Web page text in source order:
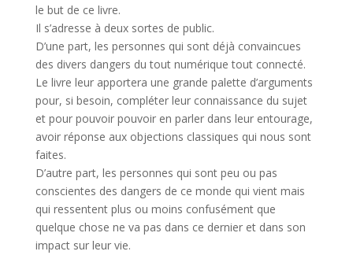
le but de ce livre.
Il s’adresse à deux sortes de public.
D’une part, les personnes qui sont déjà convaincues
des divers dangers du tout numérique tout connecté.
Le livre leur apportera une grande palette d’arguments
pour, si besoin, compléter leur connaissance du sujet
et pour pouvoir pouvoir en parler dans leur entourage,
avoir réponse aux objections classiques qui nous sont
faites.
D’autre part, les personnes qui sont peu ou pas
conscientes des dangers de ce monde qui vient mais
qui ressentent plus ou moins confusément que
quelque chose ne va pas dans ce dernier et dans son
impact sur leur vie.